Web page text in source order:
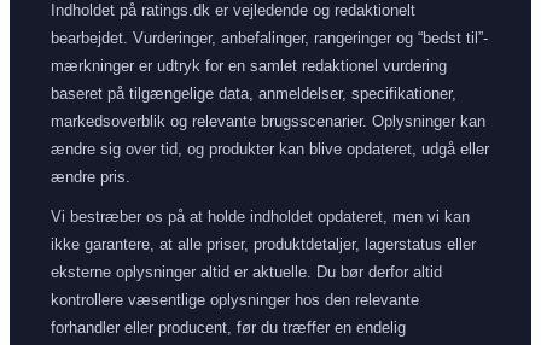
Indholdet på ratings.dk er vejledende og redaktionelt
bearbejdet. Vurderinger, anbefalinger, rangeringer og “bedst til”-
mærkninger er udtryk for en samlet redaktionel vurdering
baseret på tilgængelige data, anmeldelser, specifikationer,
markedsoverblik og relevante brugsscenarier. Oplysninger kan
ændre sig over tid, og produkter kan blive opdateret, udgå eller
ændre pris.
Vi bestræber os på at holde indholdet opdateret, men vi kan
ikke garantere, at alle priser, produktdetaljer, lagerstatus eller
eksterne oplysninger altid er aktuelle. Du bør derfor altid
kontrollere væsentlige oplysninger hos den relevante
forhandler eller producent, før du træffer en endelig